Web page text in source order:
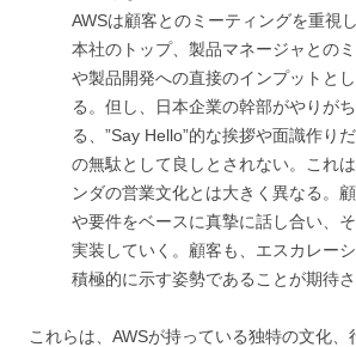
AWSは顧客とのミーティングを重視
本社のトップ、製品マネージャとの
や製品開発への直接のインプットと
る。但し、日本企業の幹部がやりが
る、”Say Hello”的な挨拶や面識作り
の無駄として良しとされない。これ
ンダの営業文化とは大きく異なる。
や要件をベースに真摯に話し合い、
実装していく。顧客も、エスカレー
積極的に示す姿勢であることが期待さ
これらは、AWSが持っている独特の文化、